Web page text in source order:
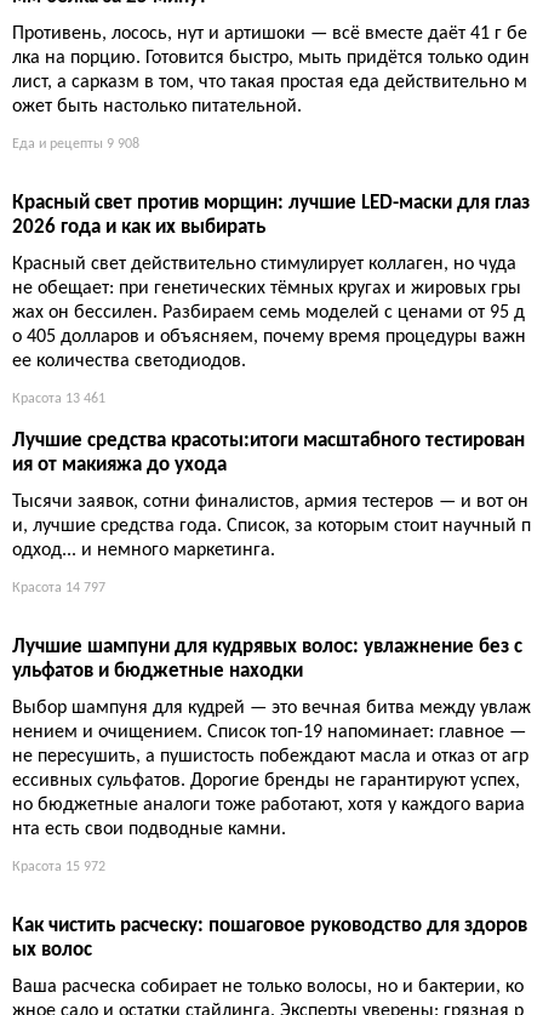
Три порции картофеля фри в неделю — и риск диабета 2 тип
ель почти безвреден. Ирония в том, что жарка умудряется ис
портить даже овощ.
Здоровье 9 178
4-недельная программа с гантелями для рекомпозиции т
Программа с гантелями на четыре недели обещает перекрои
ть тело, если вы наконец перестанете жалеть себя и возьмет
е вес, от которого трясутся руки. Секрет прост: забудьте о маг
ии повторений — пашите до отказа.
Спорт 10 182
аготовку, 3 дня свежести
Пока обычные салаты умирают в холодильнике, этот кале с ф
арро, курицей и виноградом только становится вкуснее. 507 к
кал, 36 г белка, готово за 30 минут — и никакой магии.
Здоровье 10 500
Лосось с нутом и артишоками на одном противне: 41 гра
лка на порцию. Готовится быстро, мыть придётся только один
лист, а сарказм в том, что такая простая еда действительно м
Еда и рецепты